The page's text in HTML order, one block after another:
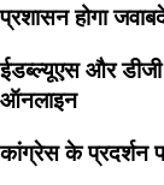
प्रशासन होगा
ईडब्ल्यूएस और डीजी
ऑनलाइन
कांग्रेस के प्रदर्शन